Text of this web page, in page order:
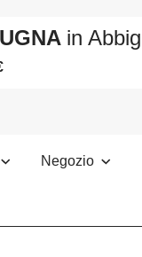
in
Negozio